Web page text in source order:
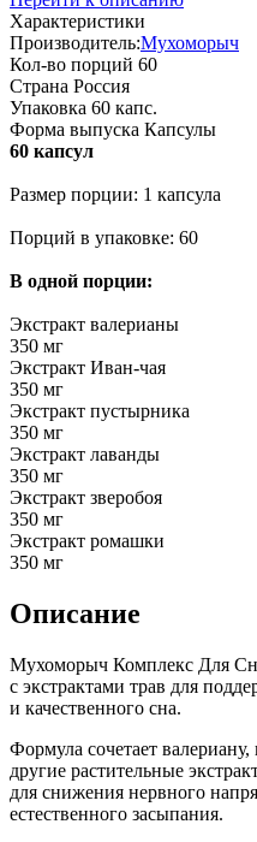
Характеристики
Производитель:Мухоморыч
Кол-во порций 60
Страна Россия
Упаковка 60 капс.
Форма выпуска Капсулы
60 капсул
Размер порции: 1 капсула
Порций в упаковке: 60
В одной порции:
Экстракт валерианы
350 мг
Экстракт Иван-чая
350 мг
Экстракт пустырника
350 мг
Экстракт лаванды
350 мг
Экстракт зверобоя
350 мг
Экстракт ромашки
350 мг
Описание
Мухоморыч Комплекс Для
с экстрактами трав для
и качественного сна.
Формула сочетает
другие растительные
для снижения нервного
естественного засыпания.